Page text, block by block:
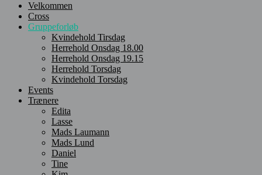
Velkommen
Cross
Gruppeforløb
Kvindehold Tirsdag
Herrehold Onsdag 18.00
Herrehold Onsdag 19.15
Herrehold Torsdag
Kvindehold Torsdag
Events
Trænere
Edita
Lasse
Mads Laumann
Mads Lund
Daniel
Tine